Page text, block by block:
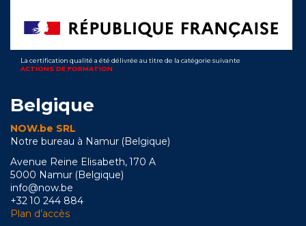
La certification qualité a été délivrée au titre de la catégorie suivante
ACTIONS DE FORMATION
Belgique
NOW.be SRL
Notre bureau à Namur (Belgique)
Avenue Reine Elisabeth, 170 A
5000 Namur (Belgique)
info@now.be
+32 10 244 884
Plan d’accès